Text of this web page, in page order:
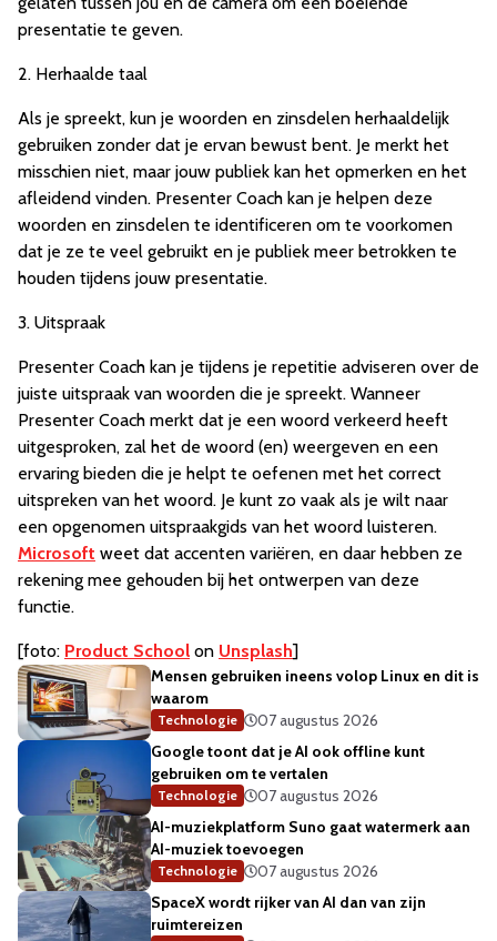
presentatie te geven.
2. Herhaalde taal
Als je spreekt, kun je woorden en zinsdelen herhaaldelijk
gebruiken zonder dat je ervan bewust bent. Je merkt het
misschien niet, maar jouw publiek kan het opmerken en het
afleidend vinden. Presenter Coach kan je helpen deze
woorden en zinsdelen te identificeren om te voorkomen
dat je ze te veel gebruikt en je publiek meer betrokken te
houden tijdens jouw presentatie.
3. Uitspraak
Presenter Coach kan je tijdens je repetitie adviseren over de
juiste uitspraak van woorden die je spreekt. Wanneer
Presenter Coach merkt dat je een woord verkeerd heeft
uitgesproken, zal het de woord (en) weergeven en een
ervaring bieden die je helpt te oefenen met het correct
uitspreken van het woord. Je kunt zo vaak als je wilt naar
een opgenomen uitspraakgids van het woord luisteren.
Microsoft weet dat accenten variëren, en daar hebben ze
rekening mee gehouden bij het ontwerpen van deze
functie.
[foto: Product School on Unsplash]
Mensen gebruiken ineens volop Linux en dit is
waarom
Technologie
07 augustus 2026
Google toont dat je AI ook offline kunt
gebruiken om te vertalen
Technologie
07 augustus 2026
AI-muziekplatform Suno gaat watermerk aan
AI-muziek toevoegen
Technologie
07 augustus 2026
SpaceX wordt rijker van AI dan van zijn
ruimtereizen